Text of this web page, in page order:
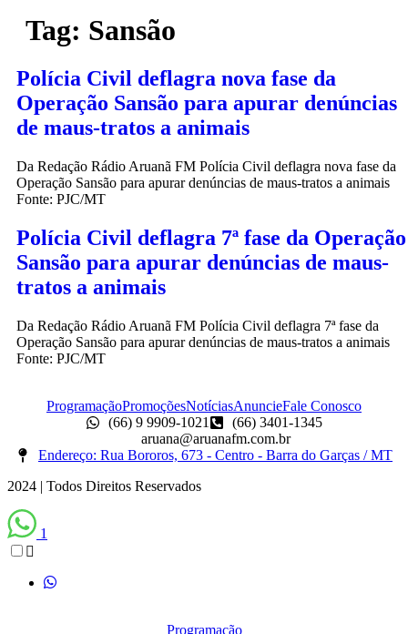
Tag: Sansão
Polícia Civil deflagra nova fase da
Operação Sansão para apurar denúncias
de maus-tratos a animais
Da Redação Rádio Aruanã FM Polícia Civil deflagra nova fase da
Operação Sansão para apurar denúncias de maus-tratos a animais
Fonte: PJC/MT
Polícia Civil deflagra 7ª fase da Operação
Sansão para apurar denúncias de maus-
tratos a animais
Da Redação Rádio Aruanã FM Polícia Civil deflagra 7ª fase da
Operação Sansão para apurar denúncias de maus-tratos a animais
Fonte: PJC/MT
ProgramaçãoPromoçõesNotíciasAnuncieFale Conosco
(66) 9 9909-1021
(66) 3401-1345
aruana@aruanafm.com.br
Endereço: Rua Bororos, 673 - Centro - Barra do Garças / MT
2024 | Todos Direitos Reservados
1
Programação